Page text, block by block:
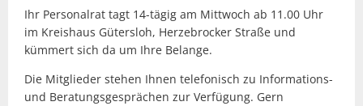
Ihr Personalrat tagt 14-tägig am Mittwoch ab 11.00 Uhr
im Kreishaus Gütersloh, Herzebrocker Straße und
kümmert sich da um Ihre Belange.
Die Mitglieder stehen Ihnen telefonisch zu Informations-
und Beratungsgesprächen zur Verfügung. Gern